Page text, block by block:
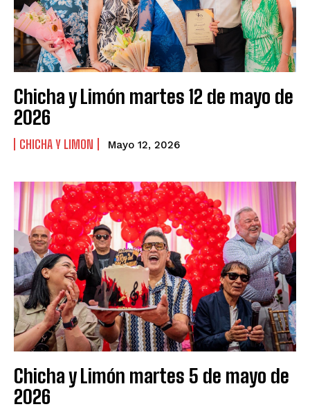
Chicha y Limón martes 12 de mayo de
2026
CHICHA Y LIMON Mayo 12, 2026
Chicha y Limón martes 5 de mayo de
2026